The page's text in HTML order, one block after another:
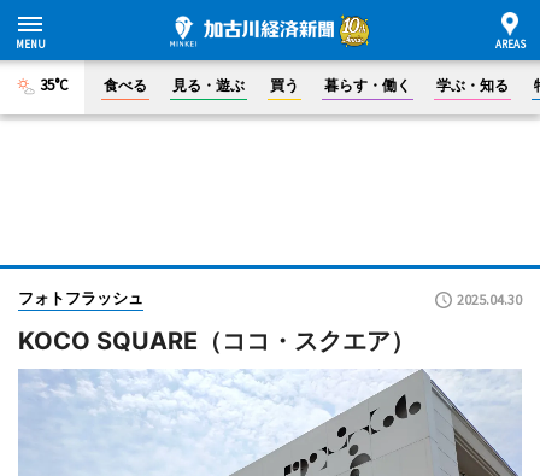
35°C 食べる 見る・遊ぶ 買う 暮らす・働く 学ぶ・知る
フォトフラッシュ 2025.04.30
KOCO SQUARE（ココ・スクエア）